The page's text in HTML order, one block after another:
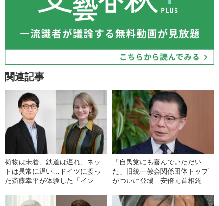
関連記事
荷物は未着、鉄道は遅れ、ネッ
トは異常に遅い…ドイツに渡っ
た斎藤幸平が体験した「インフ
「自民党にも喜んでいただい
た」旧統一教会関係団体トップ
がついに登場 安倍元首相銃撃
られたのか